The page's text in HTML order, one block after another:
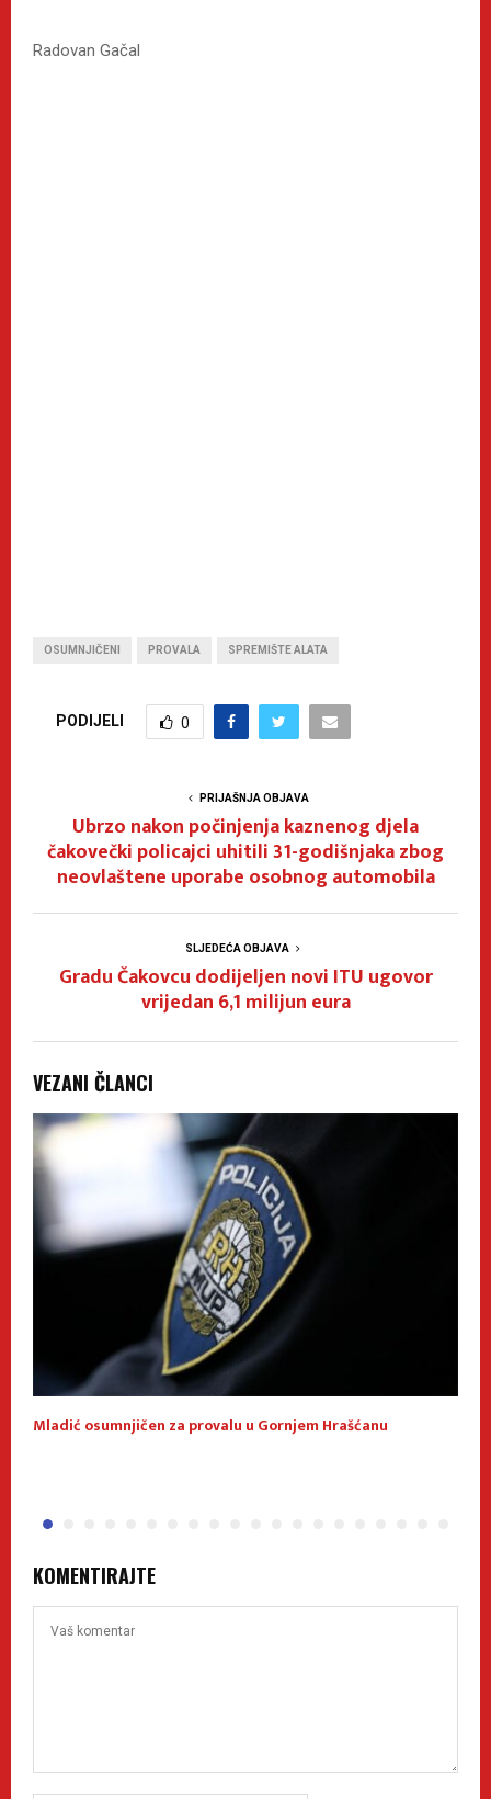
Radovan Gačal
OSUMNJIČENI PROVALA SPREMIŠTE ALATA
PODIJELI 0
PRIJAŠNJA OBJAVA
Ubrzo nakon počinjenja kaznenog djela
čakovečki policajci uhitili 31-godišnjaka zbog
neovlaštene uporabe osobnog automobila
SLJEDEĆA OBJAVA
Gradu Čakovcu dodijeljen novi ITU ugovor
vrijedan 6,1 milijun eura
VEZANI ČLANCI
Mladić osumnjičen za provalu u Gornjem Hrašćanu
KOMENTIRAJTE